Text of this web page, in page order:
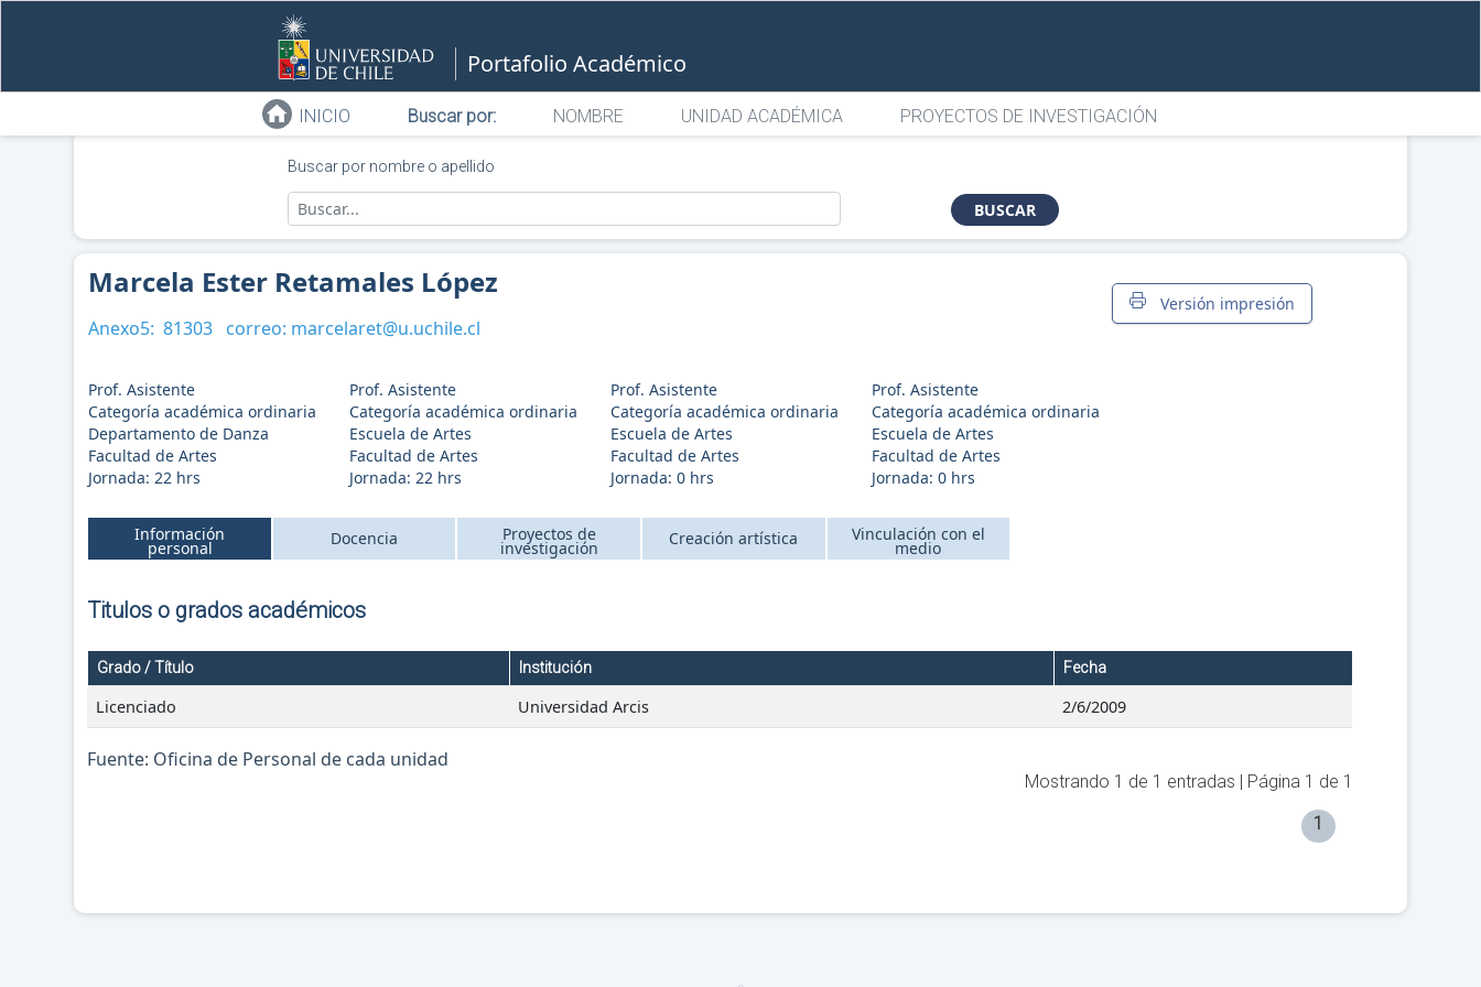
Portafolio Académico
INICIO Buscar por: NOMBRE UNIDAD ACADÉMICA PROYECTOS DE INVESTIGACIÓN
Buscar por nombre o apellido
BUSCAR
Versión impresión
Marcela Ester Retamales López
Anexo5:81303 correo: marcelaret@u.uchile.cl
Prof. Asistente
Categoría académica ordinaria
Departamento de Danza
Facultad de Artes
Jornada: 22 hrs
Prof. Asistente
Categoría académica ordinaria
Escuela de Artes
Facultad de Artes
Jornada: 22 hrs
Prof. Asistente
Categoría académica ordinaria
Escuela de Artes
Facultad de Artes
Jornada:0 hrs
Prof. Asistente
Categoría académica ordinaria
Escuela de Artes
Facultad de Artes
Jornada:0 hrs
Información
personal Docencia Proyectos de
investigación Creación artística Vinculación con el
medio
Titulos o grados académicos
Grado / Título Institución Fecha
Licenciado Universidad Arcis 2/6/2009
Fuente: Oficina de Personal de cada unidad
Mostrando 1 de 1 entradas | Página 1 de 1
1